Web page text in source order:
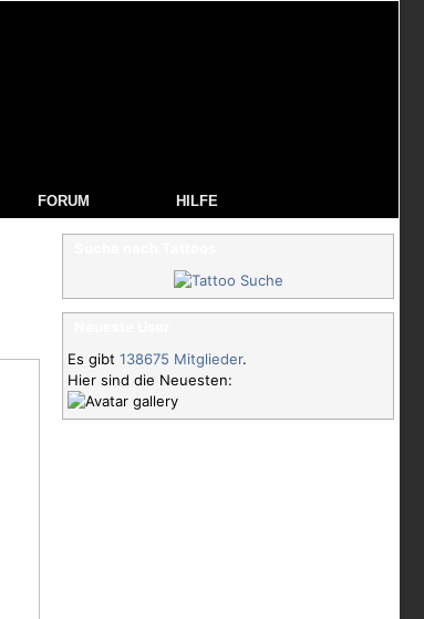
FORUM HILFE
Es gibt 138675 Mitglieder.
Hier sind die Neuesten: